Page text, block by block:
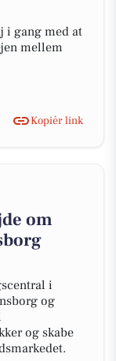
i gang med at
mellem
Kopiér link
om
i
og
og skabe